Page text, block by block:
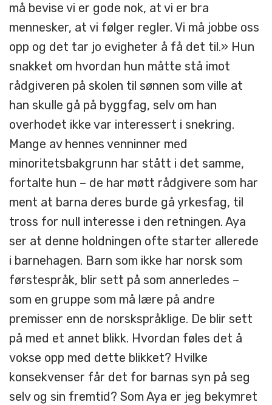
må bevise vi er gode nok, at vi er bra
mennesker, at vi følger regler. Vi må jobbe oss
opp og det tar jo evigheter å få det til.» Hun
snakket om hvordan hun måtte stå imot
rådgiveren på skolen til sønnen som ville at
han skulle gå på byggfag, selv om han
overhodet ikke var interessert i snekring.
Mange av hennes venninner med
minoritetsbakgrunn har stått i det samme,
fortalte hun – de har møtt rådgivere som har
ment at barna deres burde gå yrkesfag, til
tross for null interesse i den retningen. Aya
ser at denne holdningen ofte starter allerede
i barnehagen. Barn som ikke har norsk som
førstespråk, blir sett på som annerledes –
som en gruppe som må lære på andre
premisser enn de norskspråklige. De blir sett
på med et annet blikk. Hvordan føles det å
vokse opp med dette blikket? Hvilke
konsekvenser får det for barnas syn på seg
selv og sin fremtid? Som Aya er jeg bekymret